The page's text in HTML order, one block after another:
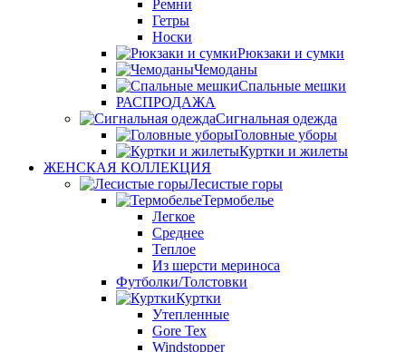
Ремни
Гетры
Носки
Рюкзаки и сумки
Чемоданы
Спальные мешки
РАСПРОДАЖА
Сигнальная одежда
Головные уборы
Куртки и жилеты
ЖЕНСКАЯ КОЛЛЕКЦИЯ
Лесистые горы
Термобелье
Легкое
Среднее
Теплое
Из шерсти мериноса
Футболки/Толстовки
Куртки
Утепленные
Gore Tex
Windstopper